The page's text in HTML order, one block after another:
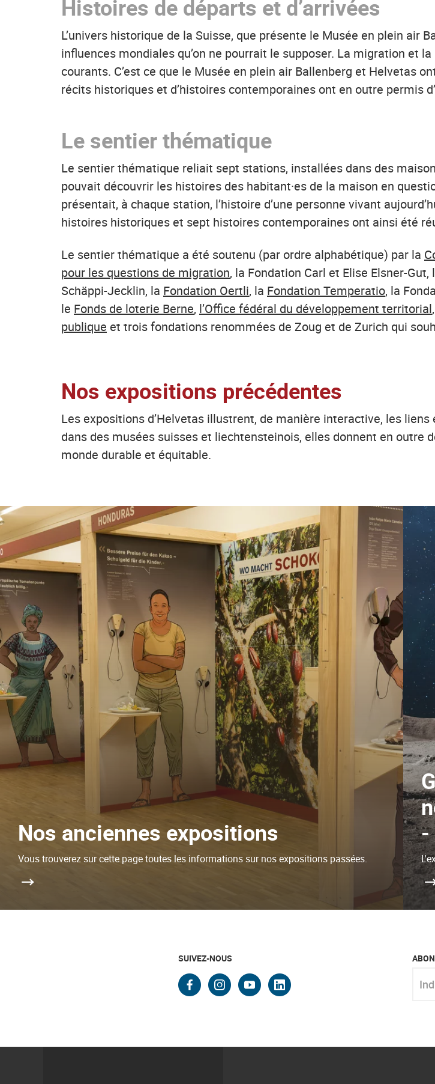
Histoires de départs et d’arrivées
L’univers historique de la Suisse, que présente le Musée en plein air
influences mondiales qu’on ne pourrait le supposer. La migration et
courants. C’est ce que le Musée en plein air Ballenberg et Helvetas
récits historiques et d’histoires contemporaines ont en outre permis
Le sentier thématique
Le sentier thématique reliait sept stations, installées dans des
pouvait découvrir les histoires des habitant·es de la maison en
présentait, à chaque station, l’histoire d’une personne vivant
histoires historiques et sept histoires contemporaines ont ainsi été
Le sentier thématique a été soutenu (par ordre alphabétique) par la
pour les questions de migration, la Fondation Carl et Elise Elsner-Gut,
Schäppi-Jecklin, la Fondation Oertli, la Fondation Temperatio, la
le Fonds de loterie Berne, l’Office fédéral du développement territorial
publique et trois fondations renommées de Zoug et de Zurich qui
Nos expositions précédentes
Les expositions d’Helvetas illustrent, de manière interactive, les
dans des musées suisses et liechtensteinois, elles donnent en outre
monde durable et équitable.
Nos anciennes expositions
Vous trouverez sur cette page toutes les informations sur nos expositions passées.
-
SUIVEZ-NOUS
facebook
instagram
youtube
linkedin